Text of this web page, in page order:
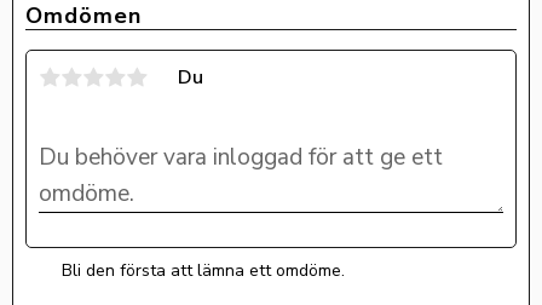
Omdömen
Du
Bli den första att lämna ett omdöme.